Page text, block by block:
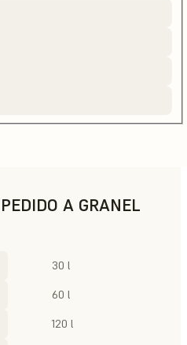
A GRANEL
30 l
60 l
120 l